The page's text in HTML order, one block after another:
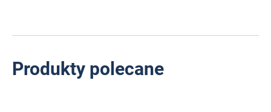
Produkty polecane